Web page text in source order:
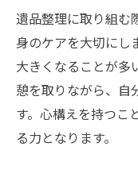
遺品整理に取り組む
身のケアを大切にし
大きくなることが多
憩を取りながら、自
す。心構えを持つこ
る力となります。